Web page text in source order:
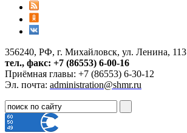
356240, РФ, г. Михайловск, ул. Ленина, 113
тел., факс: +7 (86553) 6-00-16
Приёмная главы: +7 (86553) 6-30-12
Эл. почта: administration@shmr.ru